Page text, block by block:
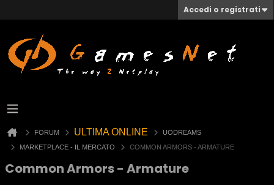
Accedi o registrati
FORUM ULTIMA ONLINE
UODREAMS
MARKETPLACE - IL MERCATO
COMMON ARMORS - ARMATURE
Common Armors - Armature